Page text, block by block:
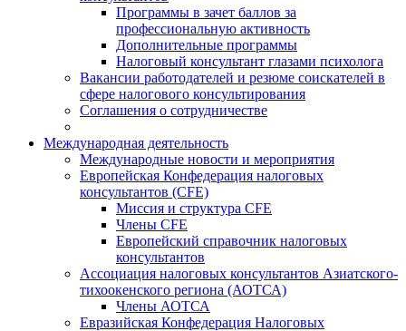
Программы в зачет баллов за
профессиональную активность
Дополнительные программы
Налоговый консультант глазами психолога
Вакансии работодателей и резюме соискателей в
сфере налогового консультирования
Соглашения о сотрудничестве
Международная деятельность
Международные новости и мероприятия
Европейская Конфедерация налоговых
консультантов (CFE)
Миссия и структура CFE
Члены CFE
Европейский справочник налоговых
консультантов
Ассоциация налоговых консультантов Азиатского-
тихоокенского региона (АОТСА)
Члены АОТСА
Евразийская Конфедерация Налоговых